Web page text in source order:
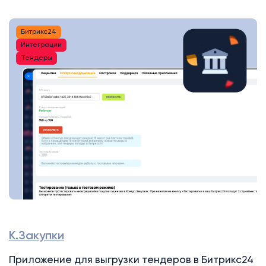
Битрикс24
Интеграции
Тендеры
К.Закупки
Приложение для выгрузки тендеров в Битрикс24